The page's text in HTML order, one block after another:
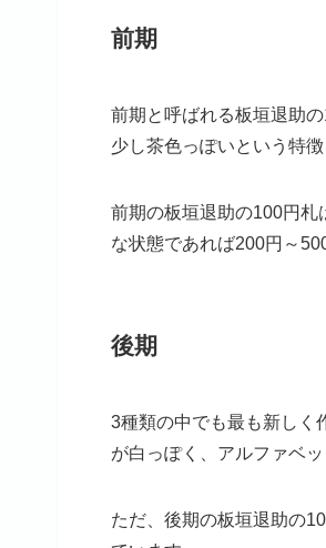
前期
前期と呼ばれる板垣退助
少し茶色っぽいという特徴
前期の板垣退助の100円札
な状態であれば200円～
後期
3種類の中でも最も新しく
が白っぽく、アルファベ
ただ、後期の板垣退助の